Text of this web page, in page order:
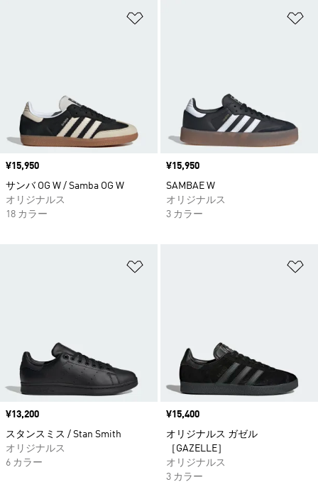
価格
¥15,950
サンバ OG W / Samba OG W
オリジナルス
18 カラー
価格
¥15,950
SAMBAE W
オリジナルス
3 カラー
価格
¥13,200
スタンスミス / Stan Smith
オリジナルス
6 カラー
価格
¥15,400
オリジナルス ガゼル
［GAZELLE］
オリジナルス
3 カラー